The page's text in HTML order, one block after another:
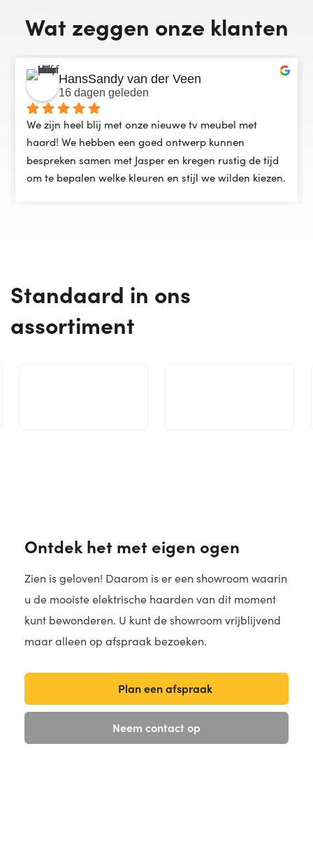
Wat zeggen onze klanten
HansSandy van der Veen
16 dagen geleden
We zijn heel blij met onze nieuwe tv meubel met
haard! We hebben een goed ontwerp kunnen
bespreken samen met Jasper en kregen rustig de tijd
om te bepalen welke kleuren en stijl we wilden kiezen.
Standaard in ons
assortiment
Ontdek het met eigen ogen
Zien is geloven! Daarom is er een showroom waarin
u de mooiste elektrische haarden van dit moment
kunt bewonderen. U kunt de showroom vrijblijvend
maar alleen op afspraak bezoeken.
Plan een afspraak
Neem contact op